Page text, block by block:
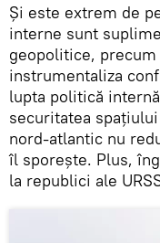
Și este extrem de
interne sunt
geopolitice,
instrumentaliza
lupta politică
securitatea
nord-atlantic nu
îl sporește. Plus,
la republici ale